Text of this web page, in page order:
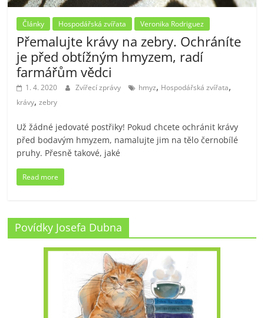
Články Hospodářská zvířata Veronika Rodriguez
Přemalujte krávy na zebry. Ochráníte
je před obtížným hmyzem, radí
farmářům vědci
1. 4. 2020 Zvířecí zprávy hmyz, Hospodářská zvířata,
krávy,zebry
Už žádné jedovaté postřiky! Pokud chcete ochránit krávy
před bodavým hmyzem, namalujte jim na tělo černobílé
pruhy. Přesně takové, jaké
Read more
Povídky Josefa Dubna